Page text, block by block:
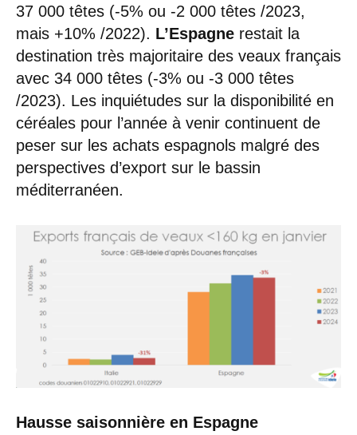
37 000 têtes (-5% ou -2 000 têtes /2023,
mais +10% /2022). L’Espagne restait la
destination très majoritaire des veaux français
avec 34 000 têtes (-3% ou -3 000 têtes
/2023). Les inquiétudes sur la disponibilité en
céréales pour l’année à venir continuent de
peser sur les achats espagnols malgré des
perspectives d’export sur le bassin
méditerranéen.
Hausse saisonnière en Espagne